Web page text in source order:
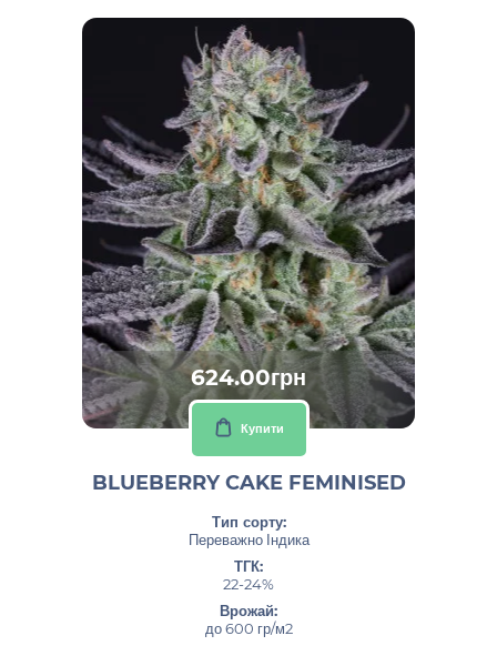
624.00грн
Купити
BLUEBERRY CAKE FEMINISED
Тип сорту:
Переважно Індика
ТГК:
22-24%
Врожай:
до 600 гр/м2